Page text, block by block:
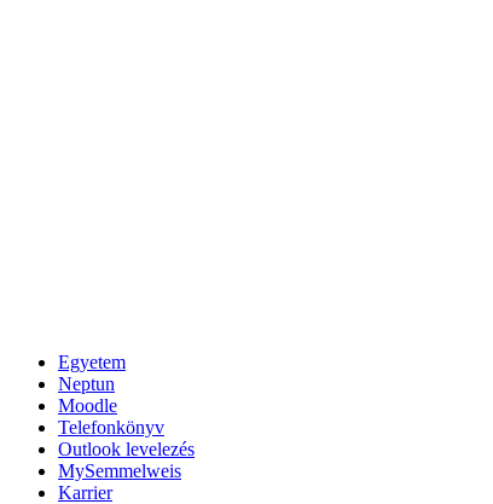
Egyetem
Neptun
Moodle
Telefonkönyv
Outlook levelezés
MySemmelweis
Karrier